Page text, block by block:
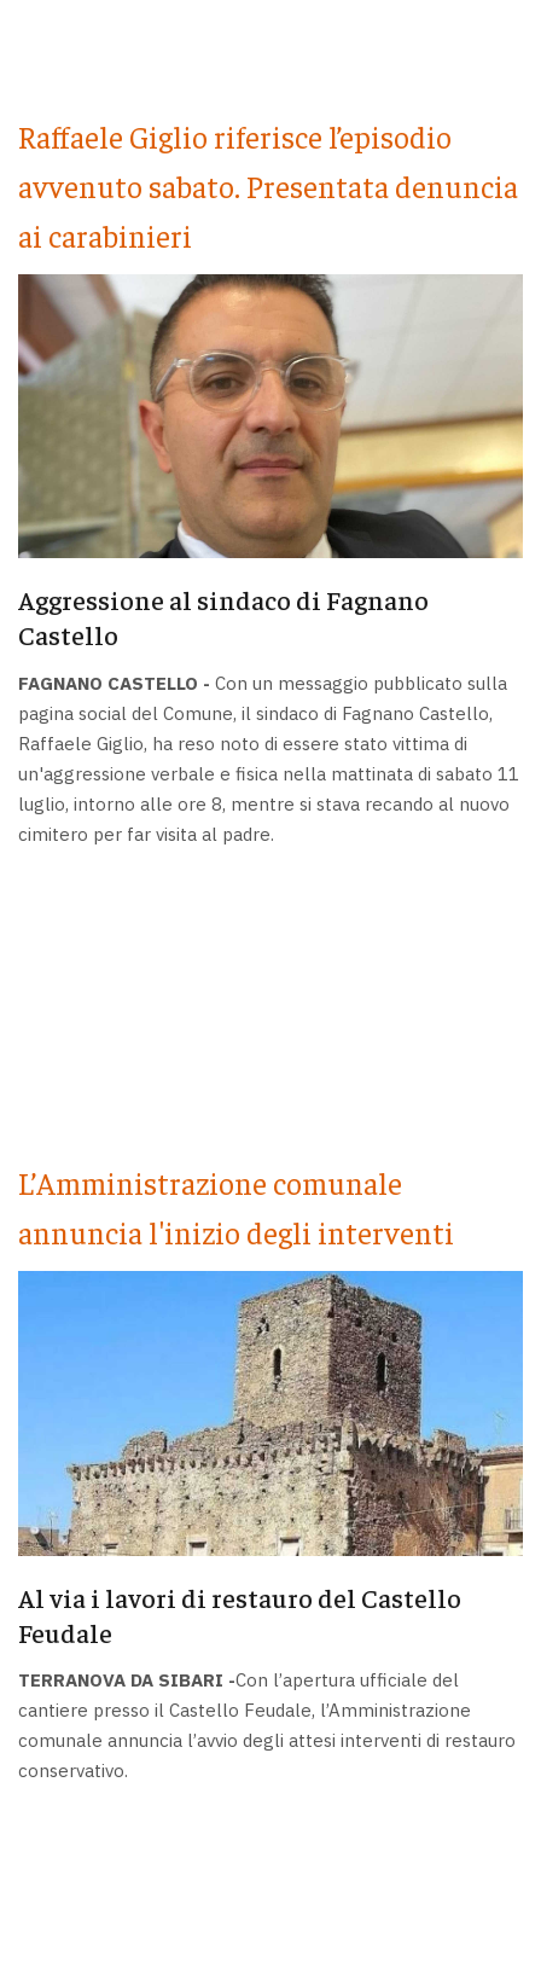
Raffaele Giglio riferisce l’episodio
avvenuto sabato. Presentata denuncia
ai carabinieri
Aggressione al sindaco di Fagnano
Castello
FAGNANO CASTELLO - Con un messaggio pubblicato sulla
pagina social del Comune, il sindaco di Fagnano Castello,
Raffaele Giglio, ha reso noto di essere stato vittima di
un'aggressione verbale e fisica nella mattinata di sabato 11
luglio, intorno alle ore 8, mentre si stava recando al nuovo
cimitero per far visita al padre.
L’Amministrazione comunale
annuncia l'inizio degli interventi
Al via i lavori di restauro del Castello
Feudale
TERRANOVA DA SIBARI -Con l’apertura ufficiale del
cantiere presso il Castello Feudale, l’Amministrazione
comunale annuncia l’avvio degli attesi interventi di restauro
conservativo.